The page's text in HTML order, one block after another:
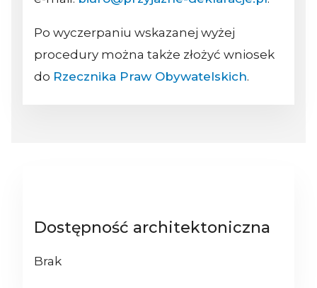
Po wyczerpaniu wskazanej wyżej
procedury można także złożyć wniosek
do Rzecznika Praw Obywatelskich.
Dostępność architektoniczna
Brak